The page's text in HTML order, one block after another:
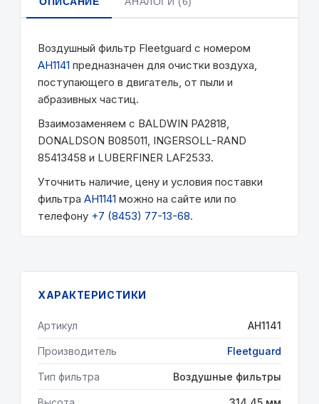
Воздушный фильтр Fleetguard с номером
AH1141 предназначен для очистки воздуха,
поступающего в двигатель, от пыли и
абразивных частиц.
Взаимозаменяем с BALDWIN PA2818,
DONALDSON B085011, INGERSOLL-RAND
85413458 и LUBERFINER LAF2533.
Уточнить наличие, цену и условия поставки
фильтра AH1141 можно на сайте или по
телефону +7 (8453) 77-13-68.
ХАРАКТЕРИСТИКИ
Артикул AH1141
Производитель Fleetguard
Тип фильтра Воздушные фильтры